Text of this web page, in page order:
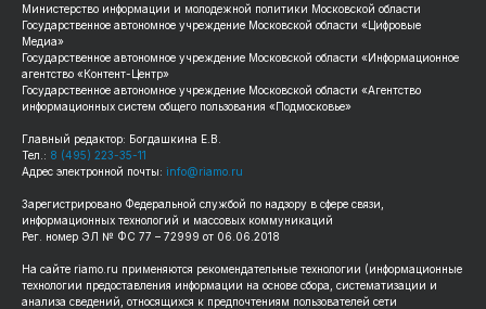
Министерство информации и молодежной политики Московской области
Государственное автономное учреждение Московской области «Цифровые
Медиа»
Государственное автономное учреждение Московской области «Информационное
агентство «Контент-Центр»
Государственное автономное учреждение Московской области «Агентство
информационных систем общего пользования «Подмосковье»
Главный редактор: Богдашкина Е.В.
Тел.: 8 (495) 223-35-11
Адрес электронной почты: info@riamo.ru
Зарегистрировано Федеральной службой по надзору в сфере связи,
информационных технологий и массовых коммуникаций
Рег. номер ЭЛ № ФС 77 – 72999 от 06.06.2018
На сайте riamo.ru применяются рекомендательные технологии (информационные
технологии предоставления информации на основе сбора, систематизации и
анализа сведений, относящихся к предпочтениям пользователей сети